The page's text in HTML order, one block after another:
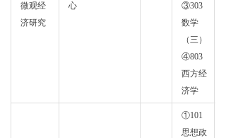
微观经
济研究
心
③303
数学
（三）
④803
西方经
济学
①101
思想政